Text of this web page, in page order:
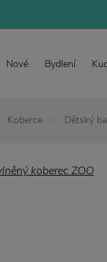
Nové Bydlení
Koberce Dětský